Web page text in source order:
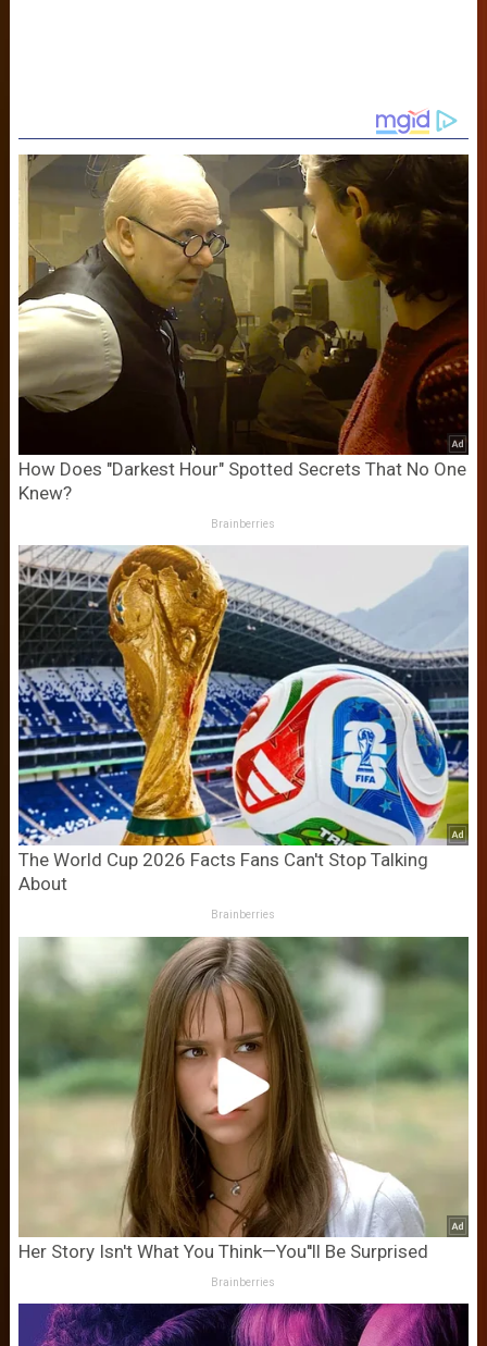
How Does "Darkest Hour" Spotted Secrets That No One
Knew?
Brainberries
The World Cup 2026 Facts Fans Can't Stop Talking
About
Brainberries
Her Story Isn't What You Think—You''ll Be Surprised
Brainberries